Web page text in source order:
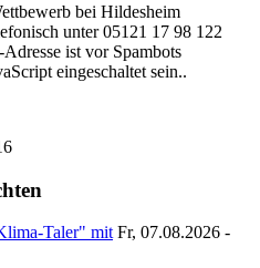
bei Hildesheim
unter 05121 17 98 122
ist vor Spambots
eingeschaltet sein..
Taler" mit Fr, 07.08.2026 -